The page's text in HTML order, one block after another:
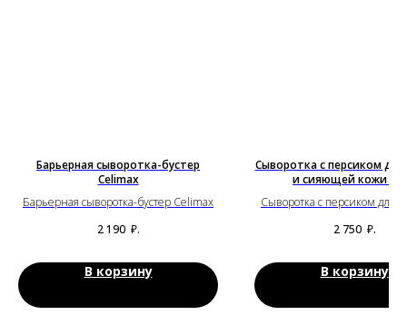
Барьерная сыворотка-бустер
Celimax
Барьерная сыворотка-бустер Celimax
2 190 ₽.
В корзину
Сыворотка с персиком
и сияющей кожи
Сыворотка с персиком для
2 750 ₽.
В корзину